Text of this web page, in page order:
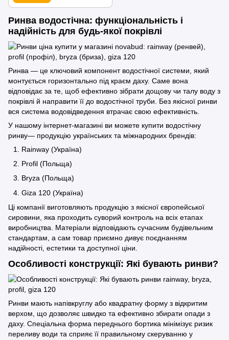
Ринва водостічна: функціональність і
надійність для будь-якої покрівлі
Ринва — це ключовий компонент водостічної системи, який
монтується горизонтально під краєм даху. Саме вона
відповідає за те, щоб ефективно зібрати дощову чи талу воду з
покрівлі й направити її до водостічної труби. Без якісної ринви
вся система водовідведення втрачає свою ефективність.
У нашому інтернет-магазині ви можете купити водостічну
ринву— продукцію українських та міжнародних брендів:
Rainway (Україна)
Profil (Польща)
Bryza (Польща)
Giza 120 (Україна)
Ці компанії виготовляють продукцію з якісної європейської
сировини, яка проходить суворий контроль на всіх етапах
виробництва. Матеріали відповідають сучасним будівельним
стандартам, а сам товар приємно дивує поєднанням
надійності, естетики та доступної ціни.
Особливості конструкції: Які бувають ринви?
Ринви мають напівкруглу або квадратну форму з відкритим
верхом, що дозволяє швидко та ефективно збирати опади з
даху. Спеціальна форма переднього бортика мінімізує ризик
переливу води та сприяє її правильному скеруванню у